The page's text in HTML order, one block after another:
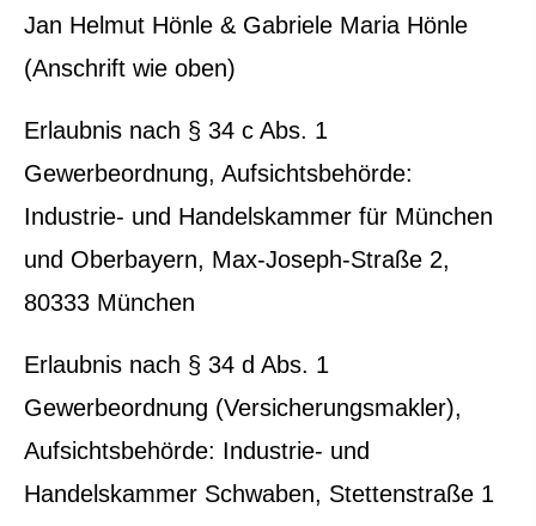
Jan Helmut Hönle & Gabriele Maria Hönle
(Anschrift wie oben)
Erlaubnis nach § 34 c Abs. 1
Gewerbeordnung, Aufsichtsbehörde:
Industrie- und Handelskammer für München
und Oberbayern, Max-Joseph-Straße 2,
80333 München
Erlaubnis nach § 34 d Abs. 1
Gewerbeordnung (Ver­sicherungs­makler),
Aufsichtsbehörde: Industrie- und
Handelskammer Schwaben, Stettenstraße 1